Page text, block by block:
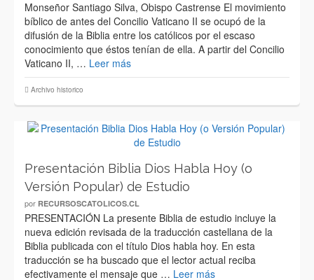
Monseñor Santiago Silva, Obispo Castrense El movimiento
bíblico de antes del Concilio Vaticano II se ocupó de la
difusión de la Biblia entre los católicos por el escaso
conocimiento que éstos tenían de ella. A partir del Concilio
Vaticano II, … Leer más
Archivo historico
Presentación Biblia Dios Habla Hoy (o
Versión Popular) de Estudio
por RECURSOSCATOLICOS.CL
PRESENTACIÓN La presente Biblia de estudio incluye la
nueva edición revisada de la traducción castellana de la
Biblia publicada con el título Dios habla hoy. En esta
traducción se ha buscado que el lector actual reciba
efectivamente el mensaje que … Leer más